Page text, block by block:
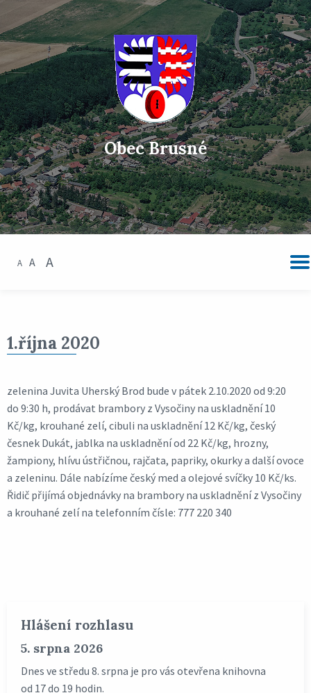
Obec Brusné
A A A
1.října 2020
zelenina Juvita Uherský Brod bude v pátek 2.10.2020 od 9:20
do 9:30 h, prodávat brambory z Vysočiny na uskladnění 10
Kč/kg, krouhané zelí, cibuli na uskladnění 12 Kč/kg, český
česnek Dukát, jablka na uskladnění od 22 Kč/kg, hrozny,
žampiony, hlívu ústřičnou, rajčata, papriky, okurky a další ovoce
a zeleninu. Dále nabízíme český med a olejové svíčky 10 Kč/ks.
Řidič přijímá objednávky na brambory na uskladnění z Vysočiny
a krouhané zelí na telefonním čísle: 777 220 340
Hlášení rozhlasu
5. srpna 2026
Dnes ve středu 8. srpna je pro vás otevřena knihovna
od 17 do 19 hodin.